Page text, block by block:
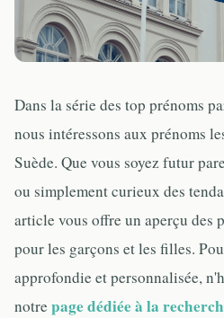
Dans la série des top prénoms
nous intéressons aux prénoms
Suède. Que vous soyez futur
ou simplement curieux des
article vous offre un aperçu des
pour les garçons et les filles.
approfondie et personnalisée,
notre page dédiée à la